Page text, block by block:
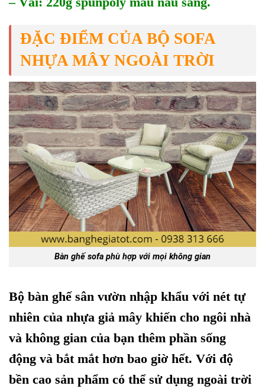
ĐẶC ĐIỂM CỦA BỘ SOFA
NHỰA MÂY NGOÀI TRỜI
Bàn ghế sofa phù hợp với mọi không gian
Bộ bàn ghế sân vườn nhập khẩu với nét tự
nhiên của nhựa giả mây khiến cho ngôi nhà
và không gian của bạn thêm phần sống
động và bắt mắt hơn bao giờ hết. Với độ
bền cao sản phẩm có thể sử dụng ngoài trời